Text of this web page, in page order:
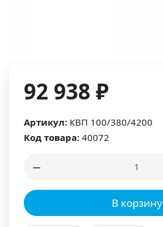
92 938 ₽
Артикул: КВП 100/380/4200
Код товара: 40072
В корзину